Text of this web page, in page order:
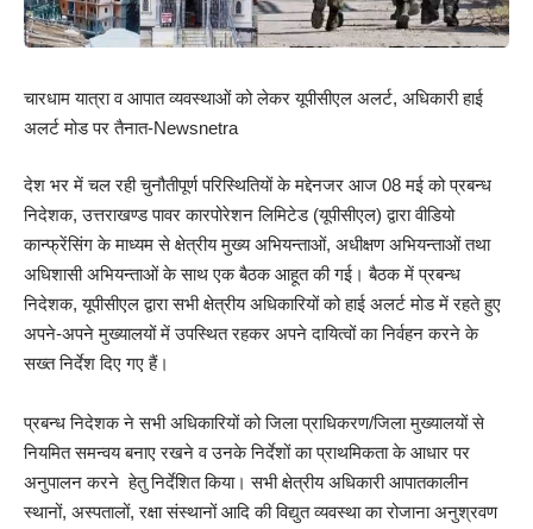
चारधाम यात्रा व आपात व्यवस्थाओं को लेकर यूपीसीएल अलर्ट, अधिकारी हाई
अलर्ट मोड पर तैनात-Newsnetra
देश भर में चल रही चुनौतीपूर्ण परिस्थितियों के मद्देनजर आज 08 मई को प्रबन्ध
निदेशक, उत्तराखण्ड पावर कारपोरेशन लिमिटेड (यूपीसीएल) द्वारा वीडियो
कान्फ्रेंसिंग के माध्यम से क्षेत्रीय मुख्य अभियन्ताओं, अधीक्षण अभियन्ताओं तथा
अधिशासी अभियन्ताओं के साथ एक बैठक आहूत की गई। बैठक में प्रबन्ध
निदेशक, यूपीसीएल द्वारा सभी क्षेत्रीय अधिकारियों को हाई अलर्ट मोड में रहते हुए
अपने-अपने मुख्यालयों में उपस्थित रहकर अपने दायित्वों का निर्वहन करने के
सख्त निर्देश दिए गए हैं।
प्रबन्ध निदेशक ने सभी अधिकारियों को जिला प्राधिकरण/जिला मुख्यालयों से
नियमित समन्वय बनाए रखने व उनके निर्देशों का प्राथमिकता के आधार पर
अनुपालन करने हेतु निर्देशित किया। सभी क्षेत्रीय अधिकारी आपातकालीन
स्थानों, अस्पतालों, रक्षा संस्थानों आदि की विद्युत व्यवस्था का रोजाना अनुश्रवण